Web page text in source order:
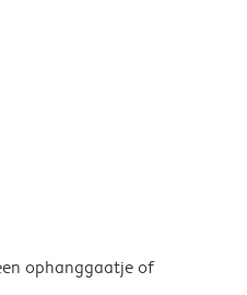
ophanggaatje of